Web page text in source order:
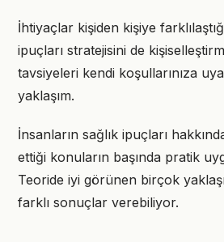
İhtiyaçlar kişiden kişiye
ipuçları stratejisini de
tavsiyeleri kendi koşullarınıza
yaklaşım.
İnsanların sağlık ipuçları
ettiği konuların başında pratik
Teoride iyi görünen birçok
farklı sonuçlar verebiliyor.